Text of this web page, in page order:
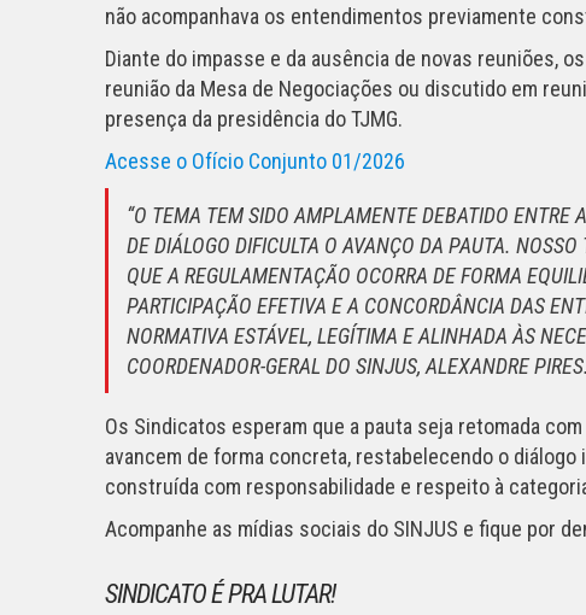
não acompanhava os entendimentos previamente
Diante do impasse e da ausência de novas reuniões,
reunião da Mesa de Negociações ou discutido em
presença da presidência do TJMG.
Acesse o Ofício Conjunto 01/2026
“O TEMA TEM SIDO AMPLAMENTE DEBATIDO ENTRE
DE DIÁLOGO DIFICULTA O AVANÇO DA PAUTA.
QUE A REGULAMENTAÇÃO OCORRA DE FORMA
PARTICIPAÇÃO EFETIVA E A CONCORDÂNCIA DAS
NORMATIVA ESTÁVEL, LEGÍTIMA E ALINHADA ÀS
COORDENADOR-GERAL DO SINJUS, ALEXANDRE PIRES.
Os Sindicatos esperam que a pauta seja retomada
avancem de forma concreta, restabelecendo o
construída com responsabilidade e respeito à
Acompanhe as mídias sociais do SINJUS e fique por
SINDICATO É PRA LUTAR!